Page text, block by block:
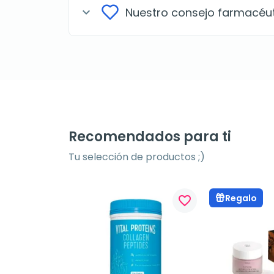
expand_more Nuestro consejo
Recomendados para ti
Tu selección de productos ;)
favorite_border Regalo